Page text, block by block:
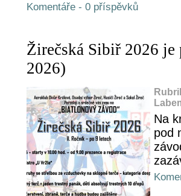
Komentáře - 0 příspěvků
Žirečská Sibiř 2026 je
2026)
Na
pod